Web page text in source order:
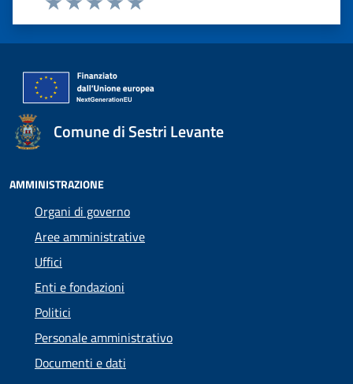
Valuta 5 stelle su 5
Valuta 4 stelle su 5
Valuta 3 stelle su 5
Valuta 2 stelle su 5
Valuta 1 stelle su 5
Comune di Sestri Levante
AMMINISTRAZIONE
Organi di governo
Aree amministrative
Uffici
Enti e fondazioni
Politici
Personale amministrativo
Documenti e dati